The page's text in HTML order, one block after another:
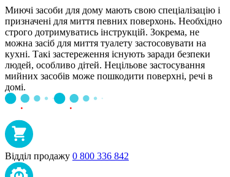
Миючі засоби для дому мають свою спеціалізацію і
призначені для миття певних поверхонь. Необхідно
строго дотримуватись інструкцій. Зокрема, не
можна засіб для миття туалету застосовувати на
кухні. Такі застереження існують заради безпеки
людей, особливо дітей. Нецільове застосування
мийних засобів може пошкодити поверхні, речі в
домі.
Відділ продажу 0 800 336 842